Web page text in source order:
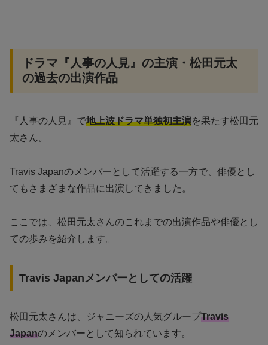
ドラマ『人事の人見』の主演・松田元太
の過去の出演作品
『人事の人見』で地上波ドラマ単独初主演を果たす松田元
太さん。
Travis Japanのメンバーとして活躍する一方で、俳優とし
てもさまざまな作品に出演してきました。
ここでは、松田元太さんのこれまでの出演作品や俳優とし
ての歩みを紹介します。
Travis Japanメンバーとしての活躍
松田元太さんは、ジャニーズの人気グループTravis
Japanのメンバーとして知られています。